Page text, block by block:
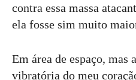
contra essa massa
ela fosse sim muito
Em área de espaço, mas
vibratória do meu